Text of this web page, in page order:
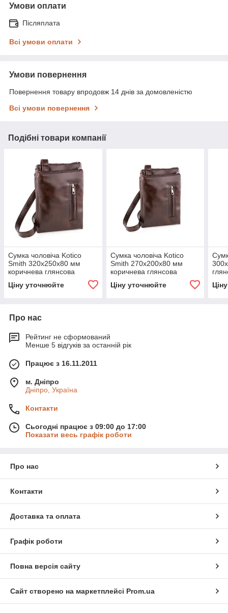
Умови оплати
Післяплата
Всі умови оплати
Умови повернення
Повернення товару впродовж 14 днів за домовленістю
Всі умови повернення
Подібні товари компанії
Сумка чоловіча Kotico
Smith 320х250х80 мм
коричнева глянсова
Ціну уточнюйте
Сумка чоловіча Kotico
Smith 270х200х80 мм
коричнева глянсова
Ціну уточнюйте
Про нас
Рейтинг не сформований
Менше 5 відгуків за останній рік
Працює з 16.11.2011
м. Дніпро
Дніпро, Україна
Контакти
Сьогодні працює з 09:00 до 17:00
Показати весь графік роботи
Про нас
Контакти
Доставка та оплата
Графік роботи
Повна версія сайту
Сайт створено на маркетплейсі Prom.ua